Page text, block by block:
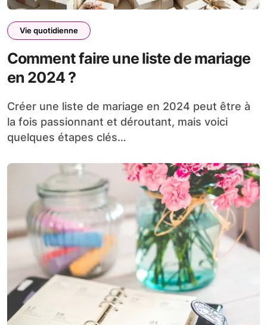
Vie quotidienne
Comment faire une liste de mariage
en 2024 ?
Créer une liste de mariage en 2024 peut être à
la fois passionnant et déroutant, mais voici
quelques étapes clés…